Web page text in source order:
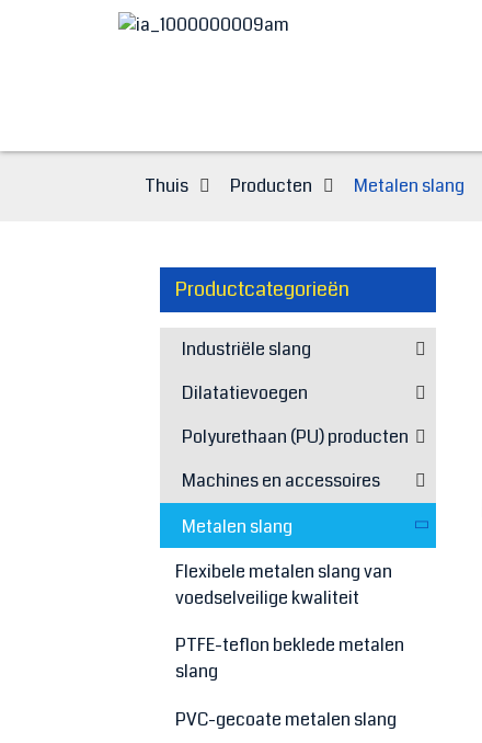
Thuis Producten Metalen slang
Productcategorieën
Industriële slang
Dilatatievoegen
Polyurethaan (PU) producten
Machines en accessoires
Metalen slang
Flexibele metalen slang van
voedselveilige kwaliteit
PTFE-teflon beklede metalen
slang
PVC-gecoate metalen slang